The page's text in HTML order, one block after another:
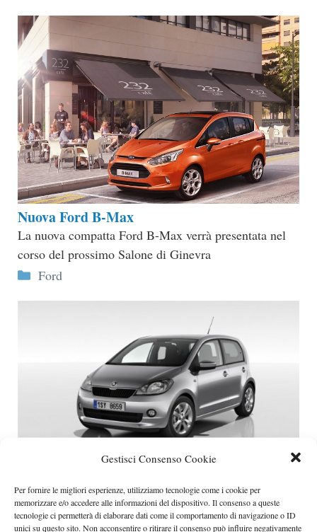
Gestisci Consenso Cookie
Per fornire le migliori esperienze, utilizziamo tecnologie come i cookie per
memorizzare e/o accedere alle informazioni del dispositivo. Il consenso a queste
tecnologie ci permetterà di elaborare dati come il comportamento di navigazione o ID
unici su questo sito. Non acconsentire o ritirare il consenso può influire negativamente
Nuova Ford B-Max
La nuova compatta Ford B-Max verrà presentata nel
corso del prossimo Salone di Ginevra
Categorie
Ford
Nuova Skoda Citigo prime immagini
Skoda ha rilasciato la prima immagine ufficiale della
nuova Citigo a cinque porte che verrà presentata nel